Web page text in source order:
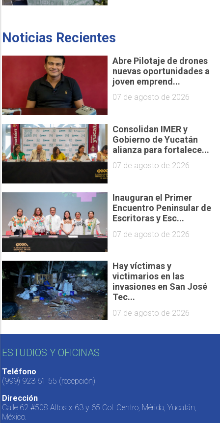
Noticias Recientes
Abre Pilotaje de drones
nuevas oportunidades a
joven emprend...
07 de agosto de 2026
Consolidan IMER y
Gobierno de Yucatán
alianza para fortalece...
07 de agosto de 2026
Inauguran el Primer
Encuentro Peninsular de
Escritoras y Esc...
07 de agosto de 2026
Hay víctimas y
victimarios en las
invasiones en San José
Tec...
07 de agosto de 2026
ESTUDIOS Y OFICINAS
Teléfono
(999) 923 61 55 (recepción)
Dirección
Calle 62 #508 Altos x 63 y 65 Col. Centro, Mérida, Yucatán,
México.